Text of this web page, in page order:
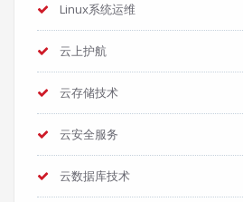
Linux系统运维
云上护航
云存储技术
云安全服务
云数据库技术